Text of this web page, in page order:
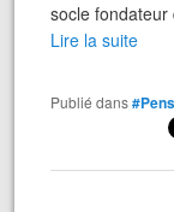
socle
Lire la suite
Publié dans